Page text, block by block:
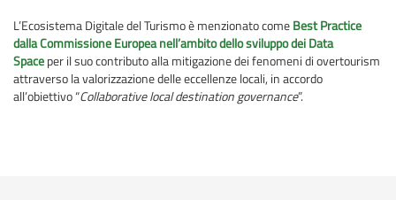
L’Ecosistema Digitale del Turismo è menzionato comeBest Practice
dalla Commissione Europea nell’ambito dello sviluppo dei Data
Spaceper il suo contributo alla mitigazione dei fenomeni di overtourism
attraverso la valorizzazione delle eccellenze locali, in accordo
all’obiettivo “Collaborative local destination governance”.